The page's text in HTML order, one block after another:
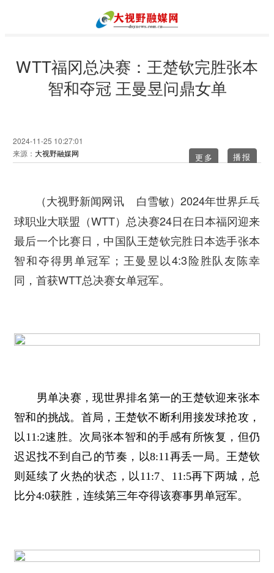
WTT福冈总决赛：王楚钦完胜张本
智和夺冠 王曼昱问鼎女单
2024-11-25 10:27:01
来源： 大视野融媒网 更多
（大视野新闻网讯 白雪敏） 2024年世界乒乓
球职业大联盟（WTT）总决赛24日在日本福冈迎来
最后一个比赛日，中国队王楚钦完胜日本选手张本
智和夺得男单冠军；王曼昱以4:3险胜队友陈幸
同，首获WTT总决赛女单冠军。
男单决赛，现世界排名第一的王楚钦迎来张本
智和的挑战。首局，王楚钦不断利用接发球抢攻，
以11:2速胜。次局张本智和的手感有所恢复，但仍
迟迟找不到自己的节奏，以8:11再丢一局。王楚钦
则延续了火热的状态，以11:7、11:5再下两城，总
比分4:0获胜，连续第三年夺得该赛事男单冠军。